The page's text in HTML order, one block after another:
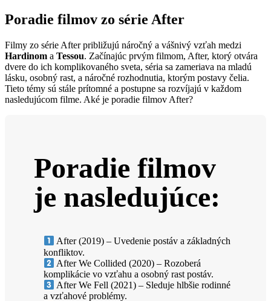
Poradie filmov zo série After
Filmy zo série After približujú náročný a vášnivý vzťah medzi
Hardinom a Tessou. Začínajúc prvým filmom, After, ktorý otvára
dvere do ich komplikovaného sveta, séria sa zameriava na mladú
lásku, osobný rast, a náročné rozhodnutia, ktorým postavy čelia.
Tieto témy sú stále prítomné a postupne sa rozvíjajú v každom
nasledujúcom filme. Aké je poradie filmov After?
Poradie filmov
je nasledujúce:
After (2019) – Uvedenie postáv a základných
konfliktov.
After We Collided (2020) – Rozoberá
komplikácie vo vzťahu a osobný rast postáv.
After We Fell (2021) – Sleduje hlbšie rodinné
a vzťahové problémy.